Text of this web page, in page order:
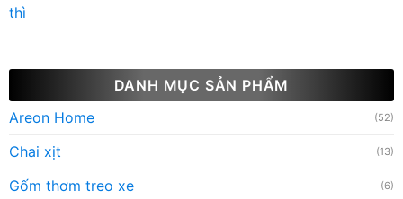
thì
DANH MỤC SẢN PHẨM
Areon Home
(52)
Chai xịt (13)
Gốm thơm treo xe (6)